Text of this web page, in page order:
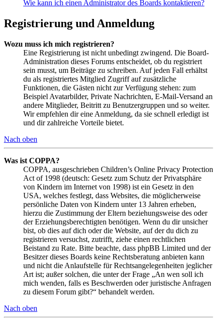
Wie kann ich einen Administrator des Boards kontaktieren?
Registrierung und Anmeldung
Wozu muss ich mich registrieren?
Eine Registrierung ist nicht unbedingt zwingend. Die Board-
Administration dieses Forums entscheidet, ob du registriert
sein musst, um Beiträge zu schreiben. Auf jeden Fall erhältst
du als registriertes Mitglied Zugriff auf zusätzliche
Funktionen, die Gästen nicht zur Verfügung stehen: zum
Beispiel Avatarbilder, Private Nachrichten, E-Mail-Versand an
andere Mitglieder, Beitritt zu Benutzergruppen und so weiter.
Wir empfehlen dir eine Anmeldung, da sie schnell erledigt ist
und dir zahlreiche Vorteile bietet.
Nach oben
Was ist COPPA?
COPPA, ausgeschrieben Children’s Online Privacy Protection
Act of 1998 (deutsch: Gesetz zum Schutz der Privatsphäre
von Kindern im Internet von 1998) ist ein Gesetz in den
USA, welches festlegt, dass Websites, die möglicherweise
persönliche Daten von Kindern unter 13 Jahren erheben,
hierzu die Zustimmung der Eltern beziehungsweise des oder
der Erziehungsberechtigten benötigen. Wenn du dir unsicher
bist, ob dies auf dich oder die Website, auf der du dich zu
registrieren versuchst, zutrifft, ziehe einen rechtlichen
Beistand zu Rate. Bitte beachte, dass phpBB Limited und der
Besitzer dieses Boards keine Rechtsberatung anbieten kann
und nicht die Anlaufstelle für Rechtsangelegenheiten jeglicher
Art ist; außer solchen, die unter der Frage „An wen soll ich
mich wenden, falls es Beschwerden oder juristische Anfragen
zu diesem Forum gibt?“ behandelt werden.
Nach oben